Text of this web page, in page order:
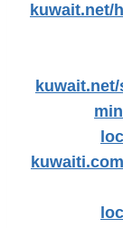
kuwait.net/